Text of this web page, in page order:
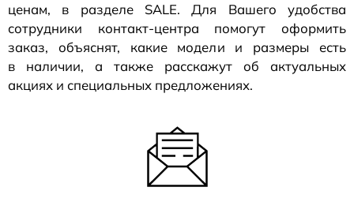
ценам, в разделе SALE. Для Вашего удобства
сотрудники контакт-центра помогут оформить
заказ, объяснят, какие модели и размеры есть
в наличии, а также расскажут об актуальных
акциях и специальных предложениях.